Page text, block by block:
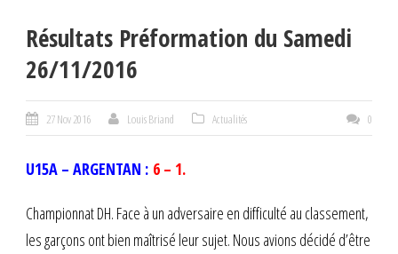
Résultats Préformation du Samedi
26/11/2016
27 Nov 2016 Louis Briand Actualités 0
U15A – ARGENTAN : 6 – 1.
Championnat DH. Face à un adversaire en difficulté au classement,
les garçons ont bien maîtrisé leur sujet. Nous avions décidé d’être